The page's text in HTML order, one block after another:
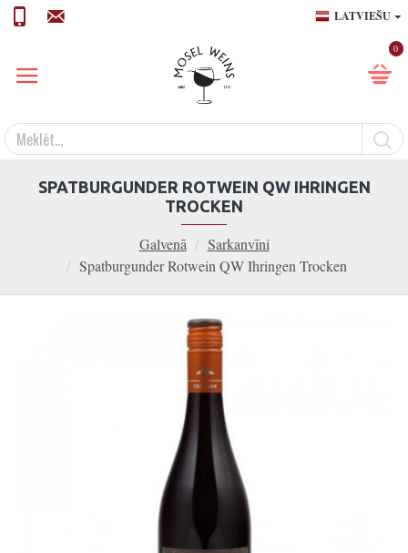
LATVIEŠU
0
Galvenā
Sarkanvīni
Spatburgunder Rotwein QW Ihringen Trocken
SPATBURGUNDER ROTWEIN QW IHRINGEN
TROCKEN